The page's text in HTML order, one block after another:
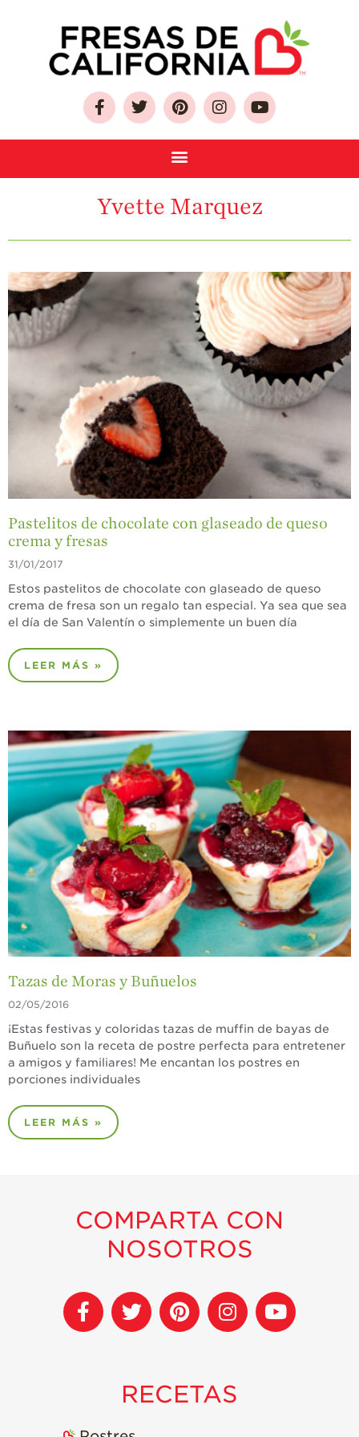
Sobre Las Fresas de
y Almacenar
Salud y Bienestar
¿Qué Contiene
Una Fresa?
¡Disfrute 8-al-día!
Para Profesionales
de Salud
Recetas
¡Come Más Snacks!
Postres
Smoothies y
Desayuno
Platillo Principal
Agricultores
Historias de
Agricultores de
Fresa
Historias de
Trabajadores
Agrícolas
Seguridad de
Fresas y COVID-19
Blog
Yvette Marquez
Pastelitos de chocolate con glaseado de queso
crema y fresas
31/01/2017
Estos pastelitos de chocolate con glaseado de queso
crema de fresa son un regalo tan especial. Ya sea que sea
el día de San Valentín o simplemente un buen día
LEER MÁS »
Tazas de Moras y Buñuelos
02/05/2016
¡Estas festivas y coloridas tazas de muffin de bayas de
Buñuelo son la receta de postre perfecta para entretener
a amigos y familiares! Me encantan los postres en
porciones individuales
LEER MÁS »
COMPARTA CON
NOSOTROS
RECETAS